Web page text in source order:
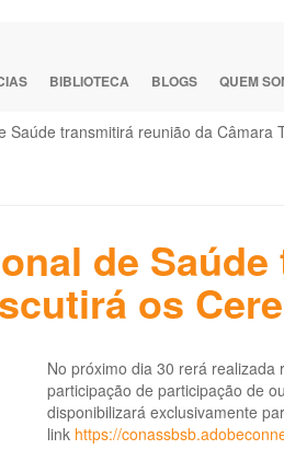
BIBLIOTECA BLOGS QUEM
Saúde transmitirá reunião da Câmara
de
os
No próximo dia 30 rerá
participação de participação de
disponibilizará exclusivamente
link https://